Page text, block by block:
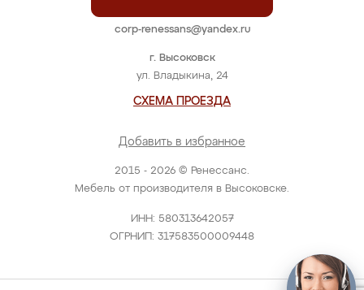
2015 - 2026 © Ренессанс.
Мебель от производителя в Высоковске.
ИНН: 580313642057
ОГРНИП: 317583500009448
г. Высоковск
ул. Владыкина, 24
СХЕМА ПРОЕЗДА
Добавить в избранное
corp-renessans@yandex.ru